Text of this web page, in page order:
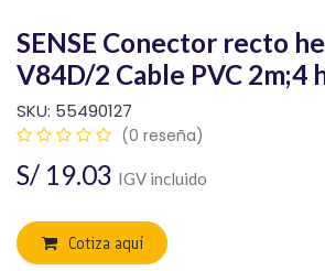
SENSE Conector recto
V84D/2 Cable PVC 2m;4
SKU: 55490127
(0 reseña)
S/ 19.03 IGV incluido
Cotiza aquí